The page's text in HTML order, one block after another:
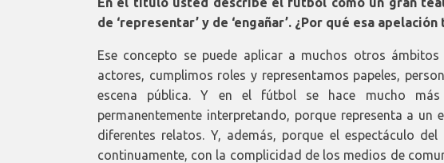
de ‘representar’ y de ‘engañar’. ¿Por qué esa
Ese concepto se puede aplicar a muchos otros
actores, cumplimos roles y representamos papeles,
escena pública. Y en el fútbol se hace mucho
permanentemente interpretando, porque representa a
diferentes relatos. Y, además, porque el espectáculo
continuamente, con la complicidad de los medios de